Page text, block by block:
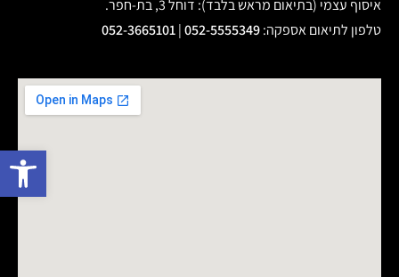
איסוף עצמי (בתיאום מראש בלבד): דוחל 3, בת-חפר.
טלפון לתיאום אספקה:
052-5555349
|
052-3665101